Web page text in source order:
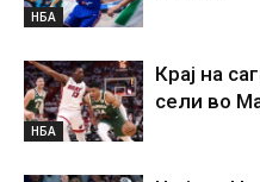
НБА
НБА
Крај на
сели во